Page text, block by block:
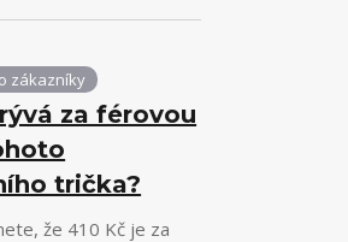
zákazníky
za férovou
trička?
že 410 Kč je za